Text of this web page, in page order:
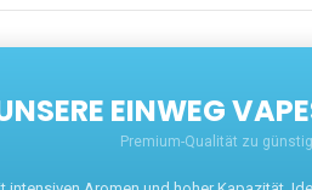
EINWEG
Premium-Qualität zu